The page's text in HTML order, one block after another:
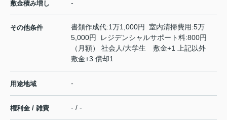
敷金積み増し -
その他条件
書類作成代:1万1,000円 室内清掃費用:5万
5,000円 レジデンシャルサポート料:800円
（月額） 社会人/大学生 敷金+1 上記以外
敷金+3 償却1
用途地域 -
権利金 / 雑費 - / -